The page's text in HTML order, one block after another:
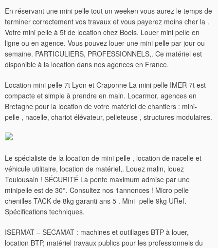
En réservant une mini pelle tout un weeken vous aurez le temps de
terminer correctement vos travaux et vous payerez moins cher la .
Votre mini pelle à 5t de location chez Boels. Louer mini pelle en
ligne ou en agence. Vous pouvez louer une mini pelle par jour ou
semaine. PARTICULIERS, PROFESSIONNELS,. Ce matériel est
disponible à la location dans nos agences en France.
Location mini pelle 7t Lyon et Craponne La mini pelle IMER 7t est
compacte et simple à prendre en main. Locarmor, agences en
Bretagne pour la location de votre matériel de chantiers : mini-
pelle , nacelle, chariot élévateur, pelleteuse , structures modulaires.
Le spécialiste de la location de mini pelle , location de nacelle et
véhicule utilitaire, location de matériel,. Louez malin, louez
Toulousain ! SÉCURITÉ La pente maximum admise par une
minipelle est de 30°. Consultez nos 1annonces ! Micro pelle
chenilles TACK de 8kg garanti ans 5 . Mini- pelle 9kg URef.
Spécifications techniques.
ISERMAT – SECAMAT : machines et outillages BTP à louer,
location BTP, matériel travaux publics pour les professionnels du